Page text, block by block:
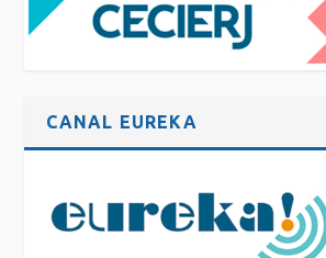
CANAL EUREKA